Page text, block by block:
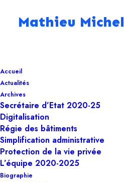
Mathieu Michel
Accueil
Actualités
Archives
Secrétaire d’Etat 2020-25
Digitalisation
Régie des bâtiments
Simplification administrative
Protection de la vie privée
L’équipe 2020-2025
Biographie
Actualités